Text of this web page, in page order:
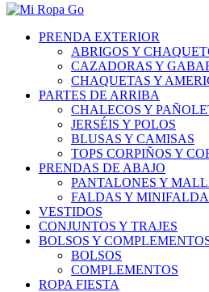
PRENDA EXTERIOR
ABRIGOS Y
CAZADORAS Y
CHAQUETAS Y
PARTES DE ARRIBA
CHALECOS Y
JERSÉIS Y POLOS
BLUSAS Y CAMISAS
TOPS CORPIÑOS Y
PRENDAS DE ABAJO
PANTALONES Y
FALDAS Y
VESTIDOS
CONJUNTOS Y TRAJES
BOLSOS Y
BOLSOS
COMPLEMENTOS
ROPA FIESTA